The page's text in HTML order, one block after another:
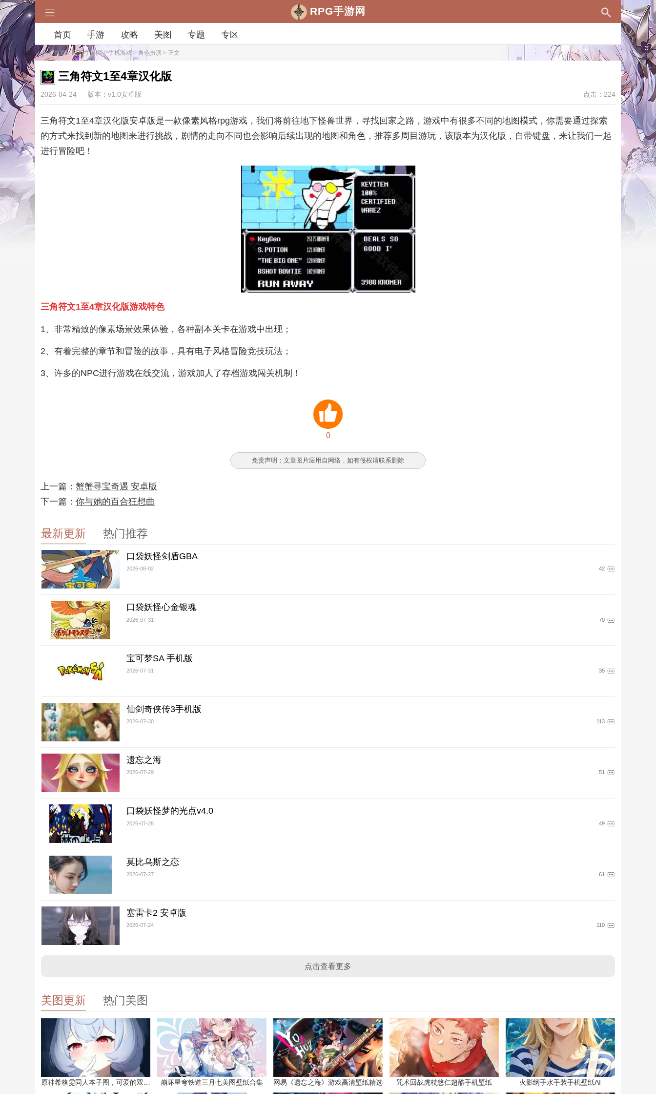
RPG手游网
首页 手游 攻略 美图 专题 专区
当前位置：RPG手游网>手机游戏 > 角色扮演 > 正文
三角符文1至4章汉化版
2026-04-24 版本：v1.0安卓版 点击：224
三角符文1至4章汉化版安卓版是一款像素风格rpg游戏，我们将前往地下怪兽世界，寻找回家之路，游戏中有很多不同的地图模式，你需要通过探索
的方式来找到新的地图来进行挑战，剧情的走向不同也会影响后续出现的地图和角色，推荐多周目游玩，该版本为汉化版，自带键盘，来让我们一起
进行冒险吧！
三角符文1至4章汉化版游戏特色
1、非常精致的像素场景效果体验，各种副本关卡在游戏中出现；
2、有着完整的章节和冒险的故事，具有电子风格冒险竞技玩法；
3、许多的NPC进行游戏在线交流，游戏加人了存档游戏闯关机制！
0
免责声明：文章图片应用自网络，如有侵权请联系删除
上一篇：蟹蟹寻宝奇遇 安卓版
下一篇：你与她的百合狂想曲
最新更新 热门推荐
口袋妖怪剑盾GBA
2026-08-02 42
口袋妖怪心金银魂
2026-07-31 70
宝可梦SA 手机版
2026-07-31 35
仙剑奇侠传3手机版
2026-07-30 113
遗忘之海
2026-07-29 51
口袋妖怪梦的光点v4.0
2026-07-28 49
莫比乌斯之恋
2026-07-27 61
塞雷卡2 安卓版
2026-07-24 110
点击查看更多
美图更新 热门美图
原神希格雯同人本子图，可爱的双马尾 崩坏星穹铁道三月七美图壁纸合集 网易《遗忘之海》游戏高清壁纸精选 咒术回战虎杖悠仁超酷手机壁纸 火影纲手水手装手机壁纸AI